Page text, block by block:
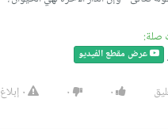
صلة:
عرض مقطع الفيديو
٠ ٠ ٠ إبلاغ